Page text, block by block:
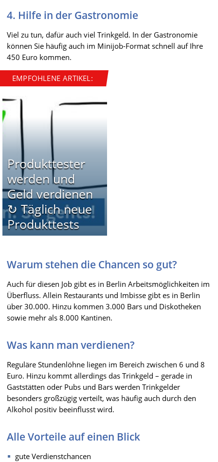
4. Hilfe in der Gastronomie
Viel zu tun, dafür auch viel Trinkgeld. In der Gastronomie
können Sie häufig auch im Minijob-Format schnell auf Ihre
450 Euro kommen.
EMPFOHLENE ARTIKEL:
Produkttester
werden und
Geld verdienen
↻ Täglich neue
Produkttests
Warum stehen die Chancen so gut?
Auch für diesen Job gibt es in Berlin Arbeitsmöglichkeiten im
Überfluss. Allein Restaurants und Imbisse gibt es in Berlin
über 30.000. Hinzu kommen 3.000 Bars und Diskotheken
sowie mehr als 8.000 Kantinen.
Was kann man verdienen?
Reguläre Stundenlöhne liegen im Bereich zwischen 6 und 8
Euro. Hinzu kommt allerdings das Trinkgeld – gerade in
Gaststätten oder Pubs und Bars werden Trinkgelder
besonders großzügig verteilt, was häufig auch durch den
Alkohol positiv beeinflusst wird.
Alle Vorteile auf einen Blick
gute Verdienstchancen